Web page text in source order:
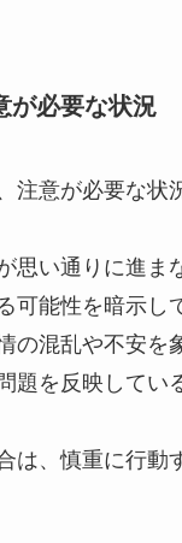
が必要な状況
注意が必要な状
思い通りに進ま
可能性を暗示し
の混乱や不安を
題を反映してい
は、慎重に行動